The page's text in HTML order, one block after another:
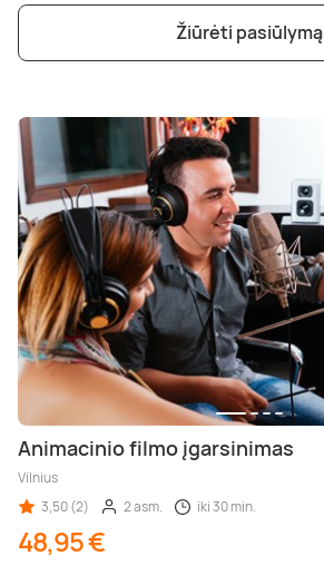
Žiūrėti pasiūlymą
Animacinio filmo įgarsinimas
Vilnius
3,50 (2)
2 asm. iki 30 min.
48,95 €